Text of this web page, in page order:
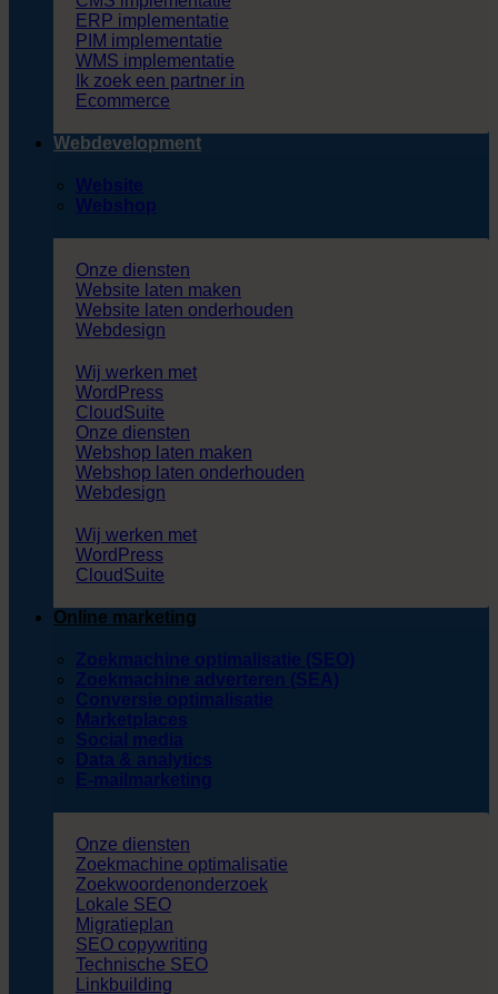
ERP implementatie
PIM implementatie
WMS implementatie
Ik zoek een partner in
Ecommerce
Webdevelopment
Website
Webshop
Onze diensten
Website laten maken
Website laten onderhouden
Webdesign
Wij werken met
WordPress
CloudSuite
Onze diensten
Webshop laten maken
Webshop laten onderhouden
Webdesign
Wij werken met
WordPress
CloudSuite
Online marketing
Zoekmachine optimalisatie (SEO)
Zoekmachine adverteren (SEA)
Conversie optimalisatie
Marketplaces
Social media
Data & analytics
E-mailmarketing
Onze diensten
Zoekmachine optimalisatie
Zoekwoordenonderzoek
Lokale SEO
Migratieplan
SEO copywriting
Technische SEO
Linkbuilding